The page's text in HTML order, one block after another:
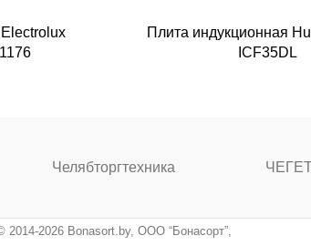
Плита индукционная
ICF35DL
Челябторгтехника ЧЕГЕТ
2014-2026 Bonasort.by, ООО “Бонасорт”,